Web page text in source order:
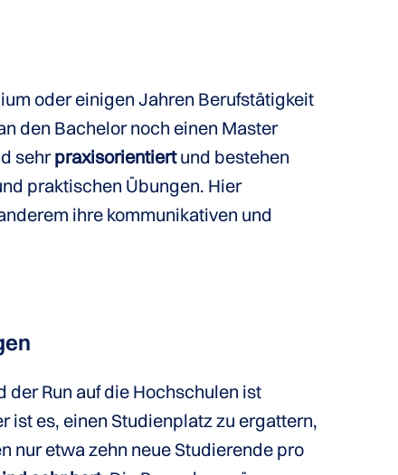
oder einigen Jahren Berufstätigkeit
den Bachelor noch einen Master
sehrpraxisorientiertund bestehen
praktischen Übungen. Hier
ihre kommunikativen und
der Run auf die Hochschulen ist
es, einen Studienplatz zu ergattern,
nur etwa zehn neue Studierende pro